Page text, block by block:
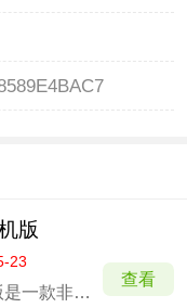
版
23
我想成为探险家2手机版是一款非常有趣好玩的横版平台跳跃跑酷闯关类游戏，英文名为I wanna be the Explorer 2，是万众期待的该系列游戏的最新作，画风与画面与前作一般无二，都是十分简洁清爽的像素画风。
查看